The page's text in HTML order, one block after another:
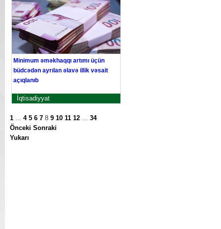
Minimum əməkhaqqı artımı üçün
büdcədən ayrılan əlavə illik vəsait
açıqlanıb
İqtisadiyyat
1 ... 4 5 6 7 8 9 10 11 12 ... 34
Önceki Sonraki
Yukarı